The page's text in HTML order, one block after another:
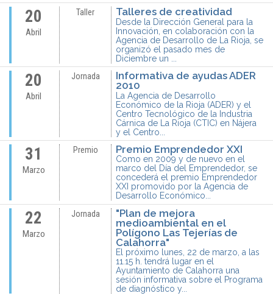
20
Abril
Taller Talleres de creatividad
Desde la Dirección General para la
Innovación, en colaboración con la
Agencia de Desarrollo de La Rioja, se
organizó el pasado mes de
Diciembre un ...
20
Abril
Jornada
Informativa de ayudas ADER
2010
La Agencia de Desarrollo
Económico de la Rioja (ADER) y el
Centro Tecnológico de la Industria
Cárnica de La Rioja (CTIC) en Nájera
y el Centro...
31
Marzo
Premio Premio Emprendedor XXI
Como en 2009 y de nuevo en el
marco del Día del Emprendedor, se
concederá el premio Emprendedor
XXI promovido por la Agencia de
Desarrollo Económico...
22
Marzo
Jornada
"Plan de mejora
medioambiental en el
Polígono Las Tejerías de
Calahorra"
El próximo lunes, 22 de marzo, a las
11.15 h. tendrá lugar en el
Ayuntamiento de Calahorra una
sesión informativa sobre el Programa
de diagnóstico y...